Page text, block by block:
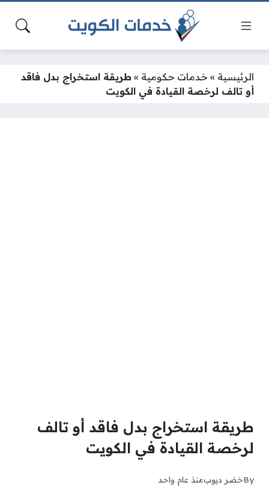
الرئيسية » خدمات حكومية » طريقة استخراج بدل فاقد
أو تالف لرخصة القيادة في الكويت
طريقة استخراج بدل فاقد أو تالف
لرخصة القيادة في الكويت
Byخضر ديوبمنذ عام واحد